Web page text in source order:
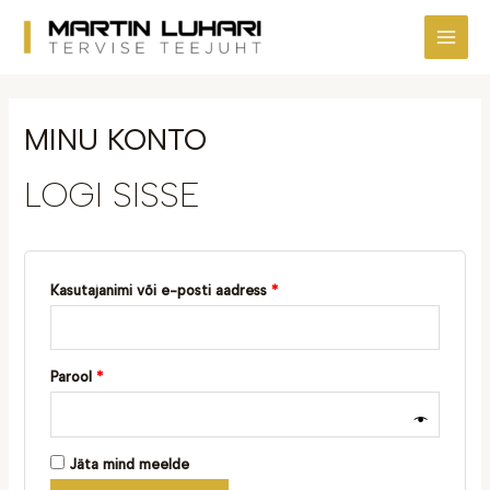
MINU KONTO
LOGI SISSE
Kasutajanimi või e-posti aadress*
Parool*
Jäta mind meelde